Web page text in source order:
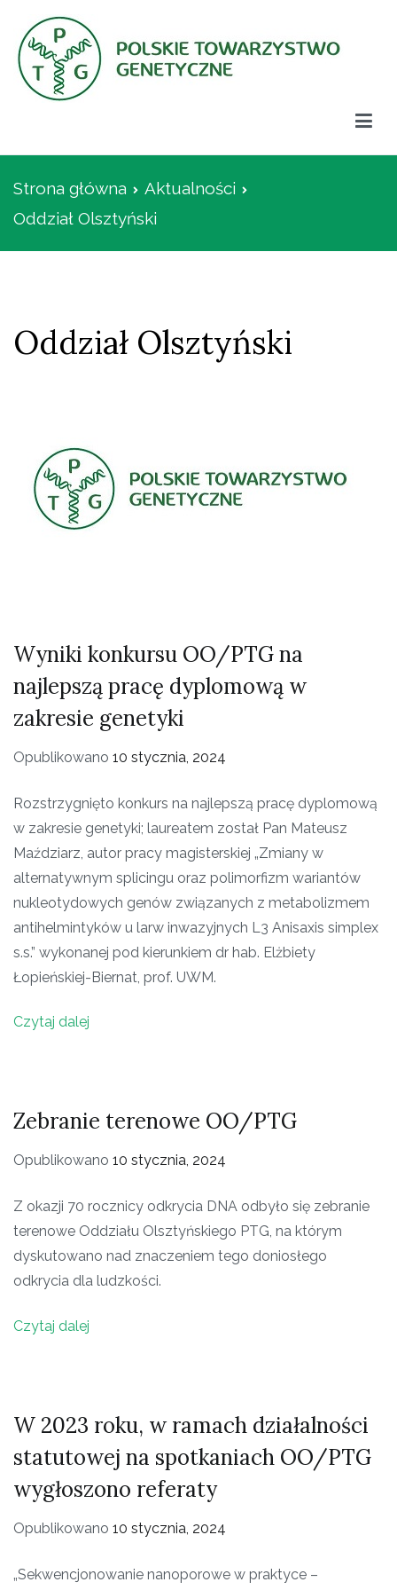
treści
Strona główna
Aktualności
Oddział Olsztyński
Oddział Olsztyński
Wyniki konkursu OO/PTG na
najlepszą pracę dyplomową w
zakresie genetyki
Opublikowano 10 stycznia, 2024
Rozstrzygnięto konkurs na najlepszą pracę dyplomową
w zakresie genetyki; laureatem został Pan Mateusz
Maździarz, autor pracy magisterskiej „Zmiany w
alternatywnym splicingu oraz polimorfizm wariantów
nukleotydowych genów związanych z metabolizmem
antihelmintyków u larw inwazyjnych L3 Anisaxis simplex
s.s.” wykonanej pod kierunkiem dr hab. Elżbiety
Łopieńskiej-Biernat, prof. UWM.
Czytaj dalej
Zebranie terenowe OO/PTG
Opublikowano 10 stycznia, 2024
Z okazji 70 rocznicy odkrycia DNA odbyło się zebranie
terenowe Oddziału Olsztyńskiego PTG, na którym
dyskutowano nad znaczeniem tego doniosłego
odkrycia dla ludzkości.
Czytaj dalej
W 2023 roku, w ramach działalności
statutowej na spotkaniach OO/PTG
wygłoszono referaty
Opublikowano 10 stycznia, 2024
„Sekwencjonowanie nanoporowe w praktyce –